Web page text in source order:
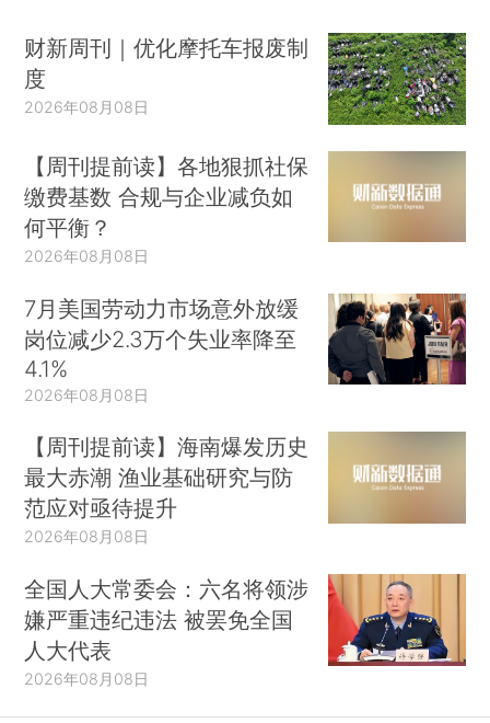
财新周刊｜优化摩托车报废制
度
2026年08月08日
【周刊提前读】各地狠抓社保
缴费基数 合规与企业减负如
何平衡？
2026年08月08日
7月美国劳动力市场意外放缓
岗位减少2.3万个失业率降至
4.1%
2026年08月08日
【周刊提前读】海南爆发历史
最大赤潮 渔业基础研究与防
范应对亟待提升
2026年08月08日
全国人大常委会：六名将领涉
嫌严重违纪违法 被罢免全国
人大代表
2026年08月08日